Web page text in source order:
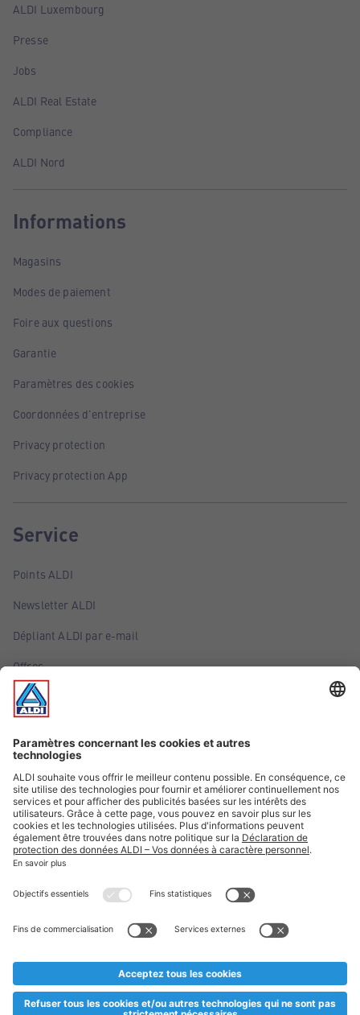
ALDI Luxembourg
Presse
Jobs
ALDI Real Estate
Compliance
ALDI Nord
Informations
Magasins
Modes de paiement
Foire aux questions
Garantie
Paramètres des cookies
Coordonnées d'entreprise
Privacy protection
Privacy protection App
Service
Points ALDI
Newsletter ALDI
Dépliant ALDI par e-mail
Offres
Infos essentielles
Suivez ALDI Luxembourg
Textes marqués d'un astérisque et mentions légales
esoulaang bis de Stock eidel ass. Mir soen Iech Merci fir Äert
Planifikatioun ausverkaaft sollte sinn. De VALORLUX-Präis an
** Op dësem Site huet d'Benotze vun der männlecher Form eng
besser Liesbarkeet am Sënn an huet keng diskriminéierend